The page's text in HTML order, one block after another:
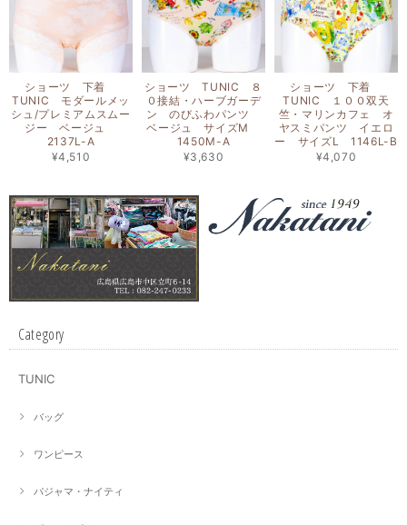
ショーツ 下着
TUNIC モダールメッ
シュ/プレミアムスムー
ジー ベージュ
2137L-A
¥4,510
ショーツ TUNIC ８
０接結・ハーブガーデ
ン のびふわパンツ
ベージュ サイズM
1450M-A
¥3,630
ショーツ 下着
TUNIC １００双天
竺・マリンカフェ オ
ヤスミパンツ イエロ
ー サイズL 1146L-B
¥4,070
Category
TUNIC
バッグ
ワンピース
パジャマ・ナイティ